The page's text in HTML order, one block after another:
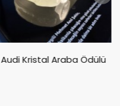
Audi Kristal Araba Ödülü